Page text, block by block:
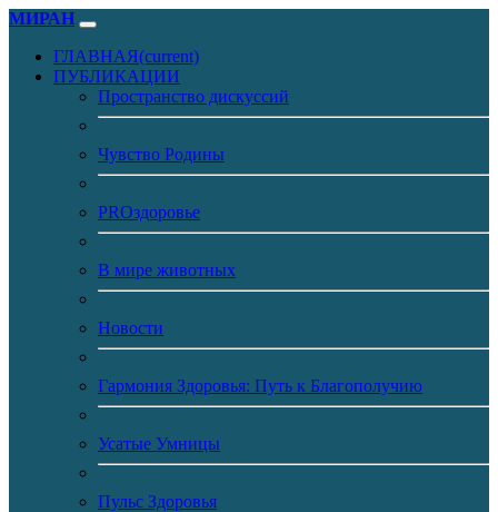
МИРАН
ГЛАВНАЯ(current)
ПУБЛИКАЦИИ
Пространство дискуссий
Чувство Родины
PROздоровье
В мире животных
Новости
Гармония Здоровья: Путь к Благополучию
Усатые Умницы
Пульс Здоровья